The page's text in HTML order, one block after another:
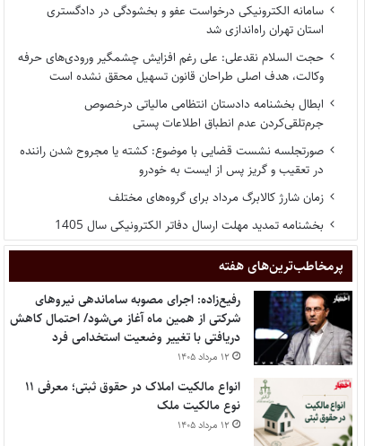
سامانه الکترونیکی درخواست عفو و بخشودگی در دادگستری
استان تهران راه‌اندازی شد
حجت السلام نقدعلی: علی رغم افزایش چشمگیر ورودی‌های حرفه
وکالت، هدف اصلی طراحان قانون تسهیل محقق نشده است
ابطال بخشنامه دادستان انتظامی مالیاتی درخصوص
جرم‌تلقی‌کردن عدم انطباق اطلاعات پستی
صورتجلسه نشست قضایی با موضوع: کشته یا مجروح شدن راننده
در تعقیب و گریز پس از ایست به خودرو
زمان شارژ کالابرگ مرداد برای گروه‌های مختلف
بخشنامه تمدید مهلت ارسال دفاتر الکترونیکی سال 1405
پر‌مخاطب‌ترین‌های هفته
رفیع‌زاده: اجرای مصوبه ساماندهی نیروهای
شرکتی از همین ماه آغاز می‌شود/ احتمال کاهش
دریافتی با تغییر وضعیت استخدامی فرد
۱۲ مرداد ۱۴۰۵
انواع مالکیت املاک در حقوق ثبتی؛ معرفی ۱۱
نوع مالکیت ملک
۱۲ مرداد ۱۴۰۵